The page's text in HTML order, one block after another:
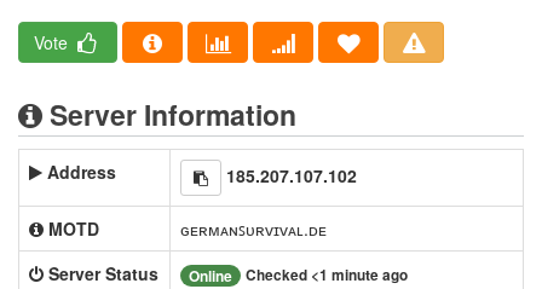
Vote
Server Information
Address 185.207.107.102
MOTD
ɢᴇʀᴍᴀɴꜱᴜʀᴠɪᴠᴀʟ.ᴅᴇ
Server Status
Online Checked <1 minute ago